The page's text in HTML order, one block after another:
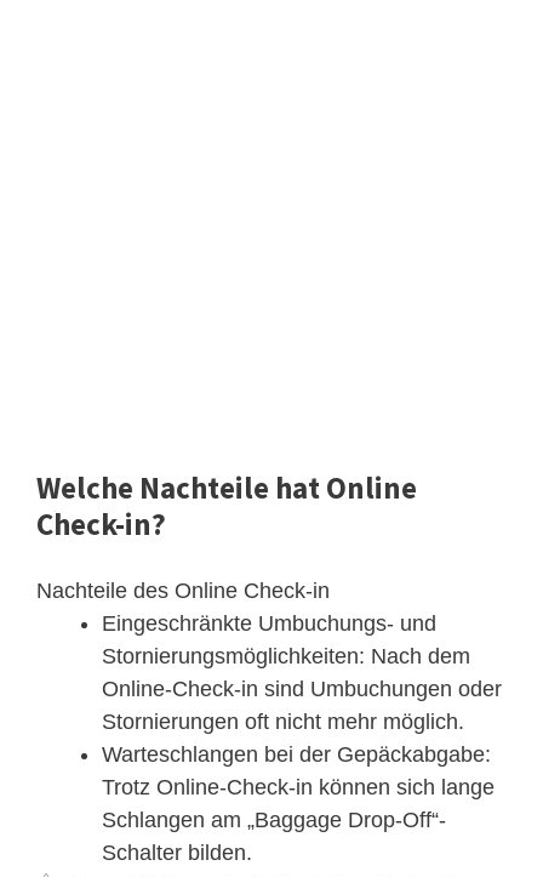
Welche Nachteile hat Online
Check-in?
Nachteile des Online Check-in
Eingeschränkte Umbuchungs- und
Stornierungsmöglichkeiten: Nach dem
Online-Check-in sind Umbuchungen oder
Stornierungen oft nicht mehr möglich.
Warteschlangen bei der Gepäckabgabe:
Trotz Online-Check-in können sich lange
Schlangen am „Baggage Drop-Off“-
Schalter bilden.